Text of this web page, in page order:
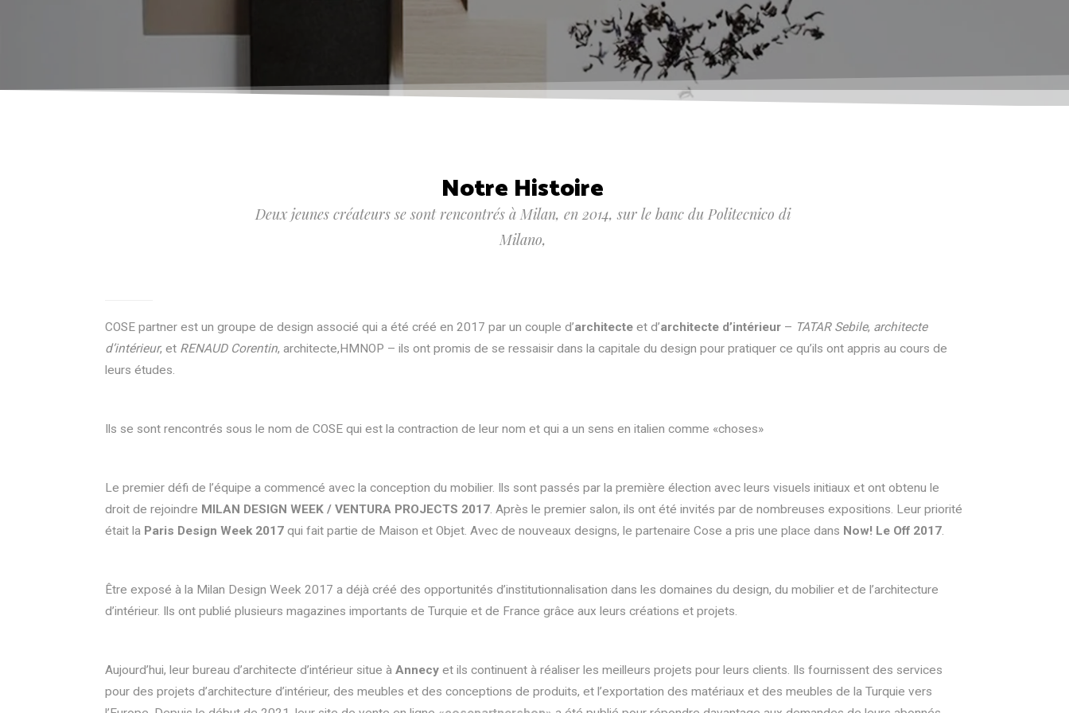
Notre Histoire
Deux jeunes créateurs se sont rencontrés à Milan, en 2014, sur le banc du Politecnico di
Milano,
COSE partner est un groupe de design associé qui a été créé en 2017 par un couple d’architecte et d’architecte d’intérieur – TATAR Sebile, architecte
d’intérieur, et RENAUD Corentin, architecte,HMNOP – ils ont promis de se ressaisir dans la capitale du design pour pratiquer ce qu’ils ont appris au cours de
leurs études.
Ils se sont rencontrés sous le nom de COSE qui est la contraction de leur nom et qui a un sens en italien comme «choses»
Le premier défi de l’équipe a commencé avec la conception du mobilier. Ils sont passés par la première élection avec leurs visuels initiaux et ont obtenu le
droit de rejoindre MILAN DESIGN WEEK / VENTURA PROJECTS 2017. Après le premier salon, ils ont été invités par de nombreuses expositions. Leur priorité
était la Paris Design Week 2017 qui fait partie de Maison et Objet. Avec de nouveaux designs, le partenaire Cose a pris une place dans Now! Le Off 2017.
Être exposé à la Milan Design Week 2017 a déjà créé des opportunités d’institutionnalisation dans les domaines du design, du mobilier et de l’architecture
d’intérieur. Ils ont publié plusieurs magazines importants de Turquie et de France grâce aux leurs créations et projets.
Aujourd’hui, leur bureau d’architecte d’intérieur situe à Annecy et ils continuent à réaliser les meilleurs projets pour leurs clients. Ils fournissent des services
pour des projets d’architecture d’intérieur, des meubles et des conceptions de produits, et l’exportation des matériaux et des meubles de la Turquie vers